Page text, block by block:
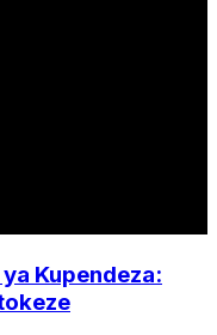
Kupendeza: